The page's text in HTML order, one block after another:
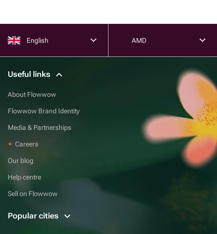
English AMD
Useful links
About Flowwow
Flowwow Brand Identity
Media & Partnerships
Careers
Our blog
Help centre
Sell on Flowwow
Popular cities